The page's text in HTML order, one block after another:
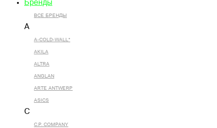
Бренды
ВСЕ БРЕНДЫ
A
A-COLD-WALL*
AKILA
ALTRA
ANGLAN
ARTE ANTWERP
ASICS
C
C.P. COMPANY